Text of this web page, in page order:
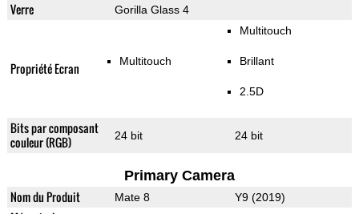
Verre Gorilla Glass 4
Propriété Ecran Multitouch
Multitouch
Brillant
2.5D
Bits par composant
couleur (RGB)
24 bit 24 bit
Primary Camera
Nom du Produit Mate 8 Y9 (2019)